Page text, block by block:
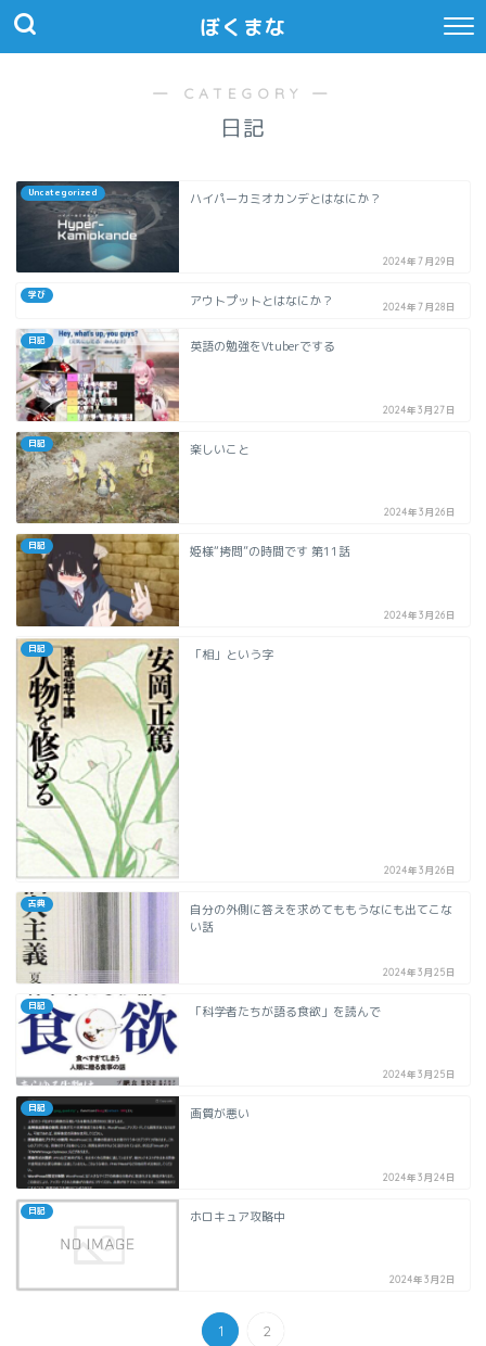
ぼくまな
― CATEGORY ―
日記
Uncategorized ハイパーカミオカンデとはなにか？
2024年7月29日
学び アウトプットとはなにか？ 2024年7月28日
日記 英語の勉強をVtuberでする
2024年3月27日
日記 楽しいこと
2024年3月26日
日記 姫様“拷問”の時間です 第11話
2024年3月26日
日記 「相」という字
2024年3月26日
古典
自分の外側に答えを求めてももうなにも出てこな
い話
2024年3月25日
日記 「科学者たちが語る食欲」を読んで
2024年3月25日
日記 画質が悪い
2024年3月24日
日記 ホロキュア攻略中
2024年3月2日
1 2